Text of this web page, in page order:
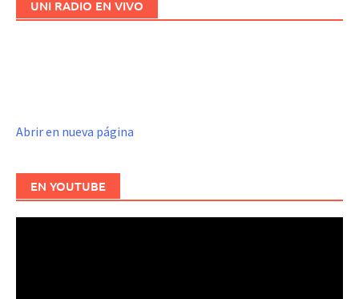
UNI RADIO EN VIVO
Abrir en nueva página
EN YOUTUBE